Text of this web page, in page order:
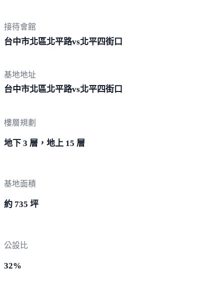
接待會館
台中市北區北平路vs北平四街口
基地地址
台中市北區北平路vs北平四街口
樓層規劃
地下 3 層，地上 15 層
基地面積
約 735 坪
公設比
32%